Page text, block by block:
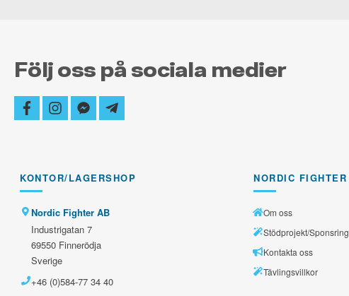
Följ oss på sociala medier
facebookinstagram
facebook-
messenger
telegram-
plane
KONTOR/LAGERSHOP
Nordic Fighter AB
Industrigatan 7
69550 Finnerödja
Sverige
+46 (0)584-77 34 40
NORDIC FIGHTER
Om oss
Stödprojekt/Sponsring
Kontakta oss
Tävlingsvillkor